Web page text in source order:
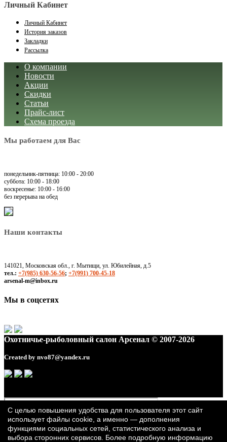
Личный Кабинет
Личный Кабинет
История заказов
Закладки
Рассылка
О компании
Новости
Акции
Скидки
Статьи
Прайс-лист
Схема проезда
Мы работаем для Вас
понедельник-пятница: 10:00 - 20:00
суббота: 10:00 - 18:00
воскресенье: 10:00 - 16:00
без перерыва на обед
Наши контакты
141021, Московская обл., г. Мытищи, ул. Юбилейная, д.5
тел.: +7(985) 630-56-56; +7(991) 700-45-18
arsenal-m@inbox.ru
Мы в соцсетях
Охотничье-рыболовный салон Арсенал © 2007-2026
Created by nvo87@yandex.ru
С целью повышения удобства для пользователя этот сайт
использует файлы cookie, а именно — дополнения
функциями социальных сетей, статистического анализа и
выбора сторонних сервисов. Более подробную информацию